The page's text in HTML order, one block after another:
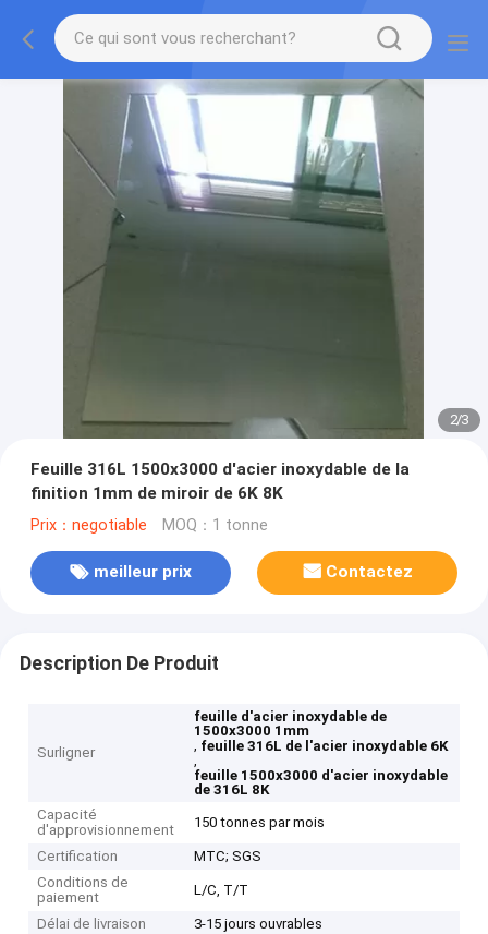
2/3
Feuille 316L 1500x3000 d'acier inoxydable de la
finition 1mm de miroir de 6K 8K
Prix：negotiable MOQ：1 tonne
meilleur prix Contactez
Description De Produit
Surligner
feuille d'acier inoxydable de
1500x3000 1mm
, feuille 316L de l'acier inoxydable 6K
,
feuille 1500x3000 d'acier inoxydable
de 316L 8K
Capacité
d'approvisionnement
150 tonnes par mois
Certification
MTC; SGS
Conditions de
paiement
L/C, T/T
Délai de livraison 3-15 jours ouvrables